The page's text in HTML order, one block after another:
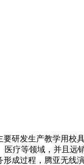
研发生产教学用校
疗等领域，并且远
成过程，腾亚无线